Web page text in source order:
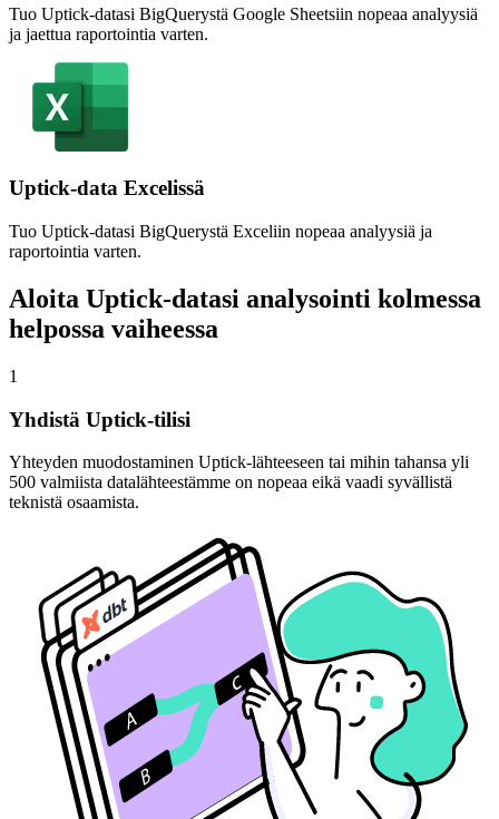
Tuo Uptick-datasi BigQuerystä Google Sheetsiin nopeaa analyysiä
ja jaettua raportointia varten.
Uptick-data Excelissä
Tuo Uptick-datasi BigQuerystä Exceliin nopeaa analyysiä ja
raportointia varten.
Aloita Uptick-datasi analysointi kolmessa
helpossa vaiheessa
1
Yhdistä Uptick-tilisi
Yhteyden muodostaminen Uptick-lähteeseen tai mihin tahansa yli
500 valmiista datalähteestämme on nopeaa eikä vaadi syvällistä
teknistä osaamista.